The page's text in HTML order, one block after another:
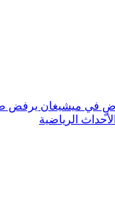
في ميشيغان يرفض
الرياضية